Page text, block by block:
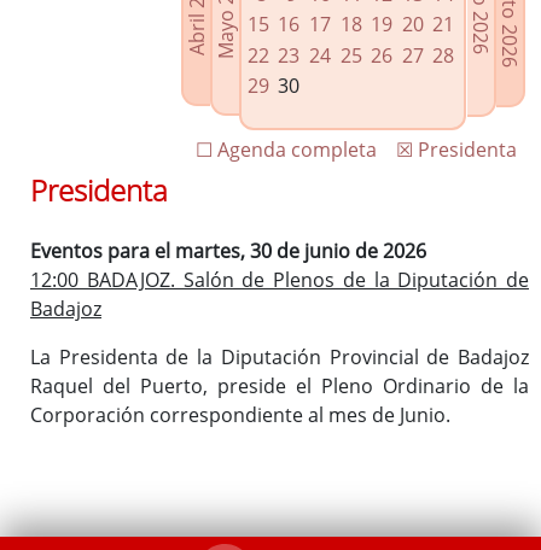
Agenda de Presidencia
Plenos provinciales y Juntas de gobierno
Oficina de Proyectos Europeos
15 16 17 18 19 20 21
22 23 24 25 26 27 28
29 30
☒ Presidenta
☐ Agenda completa
Presidenta
Eventos para el martes, 30 de junio de 2026
12:00 BADAJOZ. Salón de Plenos de la Diputación de
Badajoz
La Presidenta de la Diputación Provincial de Badajoz
Raquel del Puerto, preside el Pleno Ordinario de la
Corporación correspondiente al mes de Junio.